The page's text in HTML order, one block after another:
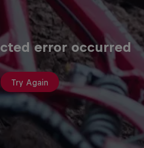
error occurred
Try Again